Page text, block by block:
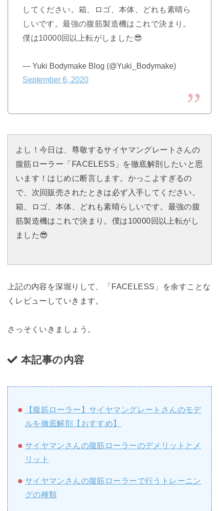
してください。箱、ロゴ、本体、どれも素晴ら
しいです。最強の腹筋製造機はこれで決まり。
僕は10000回以上転がしました😎
— Yuki Bodymake Blog (@Yuki_Bodymake)
September 6, 2020
よし！今日は、尊敬するサイヤマングレートさんの
腹筋ローラー「FACELESS」を徹底解剖したいと思
います！はじめに断言します。かっこよすぎるの
で、次回販売されたときは必ず入手してください。
箱、ロゴ、本体、どれも素晴らしいです。最強の腹
筋製造機はこれで決まり。僕は10000回以上転がし
ました😎
上記の内容を深堀りして、「FACELESS」を余すことな
くレビューしていきます。
さっそくいきましょう。
本記事の内容
【腹筋ローラー】サイヤマングレートさんのモデ
ルを徹底解剖【おすすめ】
サイヤマンさんの腹筋ローラーのデメリットとメ
リット
サイヤマンさんの腹筋ローラーで行うトレーニン
グの種類